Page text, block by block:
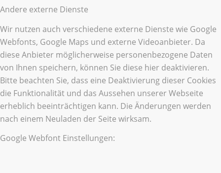
Andere externe Dienste
Wir nutzen auch verschiedene externe Dienste wie Google
Webfonts, Google Maps und externe Videoanbieter. Da
diese Anbieter möglicherweise personenbezogene Daten
von Ihnen speichern, können Sie diese hier deaktivieren.
Bitte beachten Sie, dass eine Deaktivierung dieser Cookies
die Funktionalität und das Aussehen unserer Webseite
erheblich beeinträchtigen kann. Die Änderungen werden
nach einem Neuladen der Seite wirksam.
Google Webfont Einstellungen: